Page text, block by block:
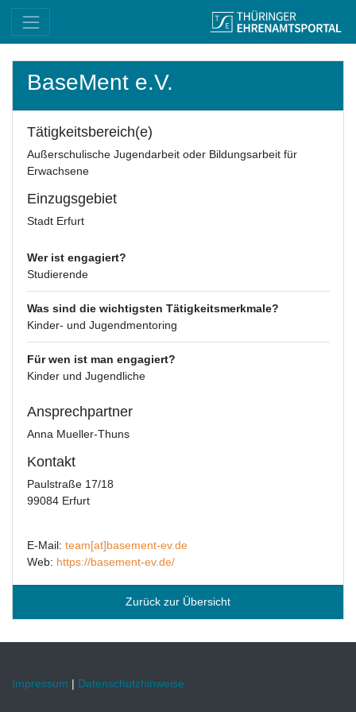
BaseMent e.V.
Tätigkeitsbereich(e)
Außerschulische Jugendarbeit oder Bildungsarbeit für
Erwachsene
Einzugsgebiet
Stadt Erfurt
Wer ist engagiert?
Studierende
Was sind die wichtigsten Tätigkeitsmerkmale?
Kinder- und Jugendmentoring
Für wen ist man engagiert?
Kinder und Jugendliche
Ansprechpartner
Anna Mueller-Thuns
Kontakt
Paulstraße 17/18
99084 Erfurt
E-Mail: team[at]basement-ev.de
Web: https://basement-ev.de/
Zurück zur Übersicht
Impressum | Datenschutzhinweise